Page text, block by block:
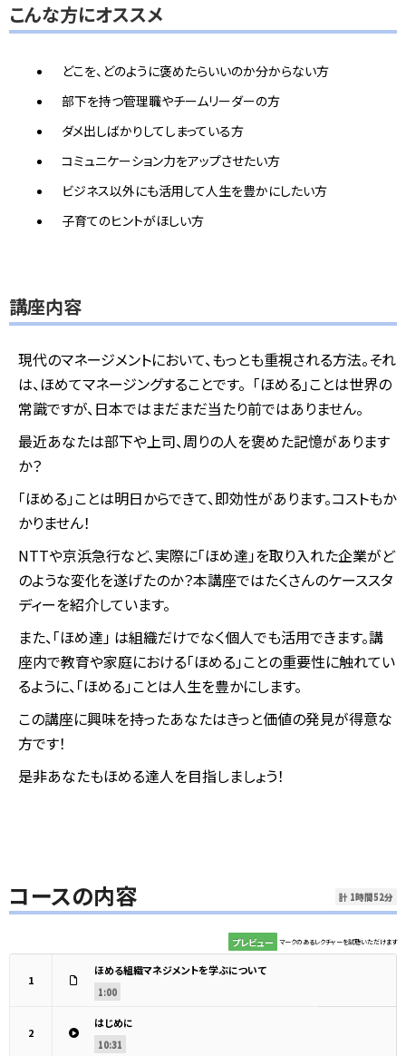
こんな方にオススメ
どこを、どのように褒めたらいいのか分からない方
部下を持つ管理職やチームリーダーの方
ダメ出しばかりしてしまっている方
コミュニケーション力をアップさせたい方
ビジネス以外にも活用して人生を豊かにしたい方
子育てのヒントがほしい方
講座内容
現代のマネージメントにおいて、もっとも重視される方法。それ
は、ほめてマネージングすることです。 「ほめる」ことは世界の
常識ですが、日本ではまだまだ当たり前ではありません。
最近あなたは部下や上司、周りの人を褒めた記憶があります
か？
「ほめる」ことは明日からできて、即効性があります。コストもか
かりません！
NTTや京浜急行など、実際に「ほめ達」を取り入れた企業がど
のような変化を遂げたのか？本講座ではたくさんのケーススタ
ディーを紹介しています。
また、「ほめ達」 は組織だけでなく個人でも活用できます。講
座内で教育や家庭における「ほめる」ことの重要性に触れてい
るように、「ほめる」ことは人生を豊かにします。
この講座に興味を持ったあなたはきっと価値の発見が得意な
方です！
是非あなたもほめる達人を目指しましょう！
コースの内容 計 1時間52分
プレビュー マークのあるレクチャーを試聴いただけます
1
ほめる組織マネジメントを学ぶについて
1:00
2
はじめに
10:31